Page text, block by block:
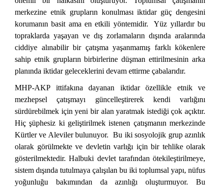
merkezine etnik grupların konulması iktidar güç dengesini
korumanın basit ama en etkili yöntemidir. Yüz yıllardır bu
topraklarda yaşayan ve dış zorlamaların dışında aralarında
ciddiye alınabilir bir çatışma yaşanmamış farklı kökenlere
sahip etnik grupların birbirlerine düşman ettirilmesinin arka
planında iktidar geleceklerini devam ettirme çabalarıdır.
MHP-AKP ittifakına dayanan iktidar özellikle etnik ve
mezhepsel çatışmayı güncelleştirerek kendi varlığını
sürdürebilmek için yeni bir alan yaratmak istediği çok açıktır.
Hiç şüphesiz ki geliştirilmek istenen çatışmanın merkezinde
Kürtler ve Aleviler bulunuyor. Bu iki sosyolojik grup azınlık
olarak görülmekte ve devletin varlığı için bir tehlike olarak
gösterilmektedir. Halbuki devlet tarafından ötekileştirilmeye,
sistem dışında tutulmaya çalışılan bu iki toplumsal yapı, nüfus
yoğunluğu bakımından da azınlığı oluşturmuyor. Bu